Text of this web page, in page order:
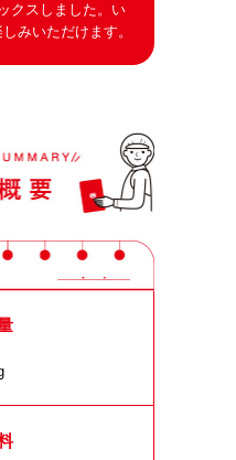
クスしました。い
みいただけます。